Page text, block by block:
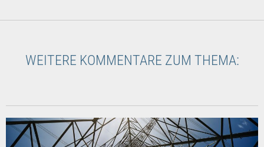
WEITERE KOMMENTARE ZUM THEMA: